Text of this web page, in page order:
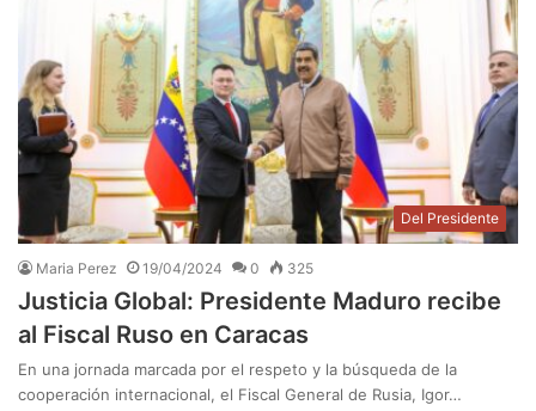
Del Presidente
Maria Perez 19/04/2024 0 325
Justicia Global: Presidente Maduro recibe
al Fiscal Ruso en Caracas
En una jornada marcada por el respeto y la búsqueda de la
cooperación internacional, el Fiscal General de Rusia, Igor…